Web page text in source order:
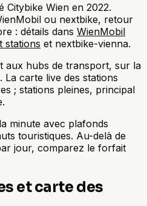
Citybike Wien en 2022.
ou nextbike, retour
: détails dans WienMobil
stations et nextbike-vienna.
aux hubs de transport, sur la
La carte live des stations
; stations pleines, principal
minute avec plafonds
touristiques. Au-delà de
jour, comparez le forfait
et carte des